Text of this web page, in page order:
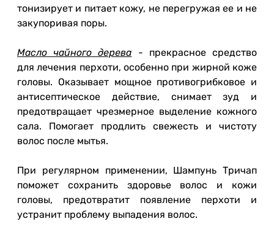
тонизирует и питает кожу, не перегружая ее и не
закупоривая поры.
Масло чайного дерева - прекрасное средство
для лечения перхоти, особенно при жирной коже
головы. Оказывает мощное противогрибковое и
антисептическое действие, снимает зуд и
предотвращает чрезмерное выделение кожного
сала. Помогает продлить свежесть и чистоту
волос после мытья.
При регулярном применении, Шампунь Тричап
поможет сохранить здоровье волос и кожи
головы, предотвратит появление перхоти и
устранит проблему выпадения волос.